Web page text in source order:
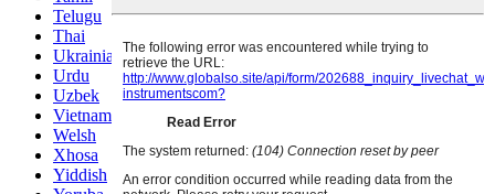
Telugu
Thai
Ukrainian
Urdu
Uzbek
Vietnamese
Welsh
Xhosa
Yiddish